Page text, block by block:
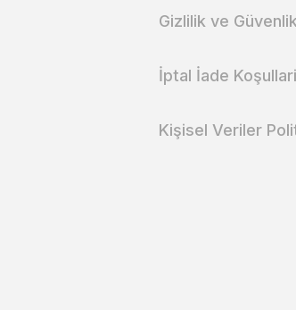
Gizlilik ve Güvenlik
İptal İade Koşullari
Kişisel Veriler